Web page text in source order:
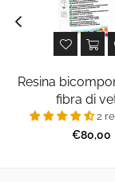
Resina
fibra di
2
Prezzo
€80,00